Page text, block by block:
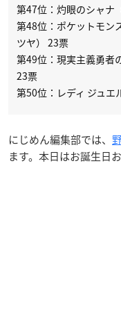
第47位：灼眼のシャナ
第48位：ポケットモン
ツヤ） 23票
第49位：現実主義勇者
23票
第50位：レディ ジュエ
にじめん編集部では、
ます。本日はお誕生日